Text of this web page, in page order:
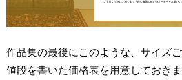
作品集の最後にこのような、サイズ
値段を書いた価格表を用意しておきま